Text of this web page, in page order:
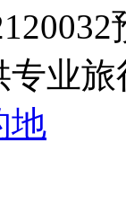
专业
地